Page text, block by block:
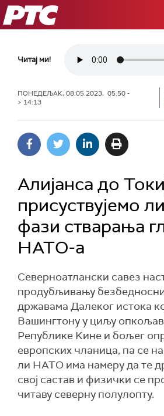
РТС
Читај ми!
ПОНЕДЕЉАК, 08.05.2023, 05:50 -
> 14:13
Алијанса до
присуствујемо
фази стварања
НАТО-а
Северноатлански савез
продубљивању
државама Далеког истока
Вашингтону у циљу
Републике Kине и бољег
европских чланица, па се
ли НАТО има намеру да те
свој састав и физички се
читаву северну полулопту.